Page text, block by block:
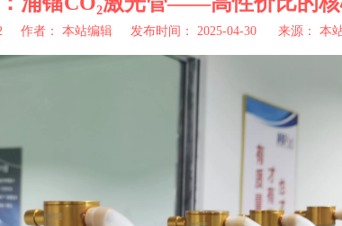
作者： 本站编辑 发布时间： 2025-04-30 来源： 本